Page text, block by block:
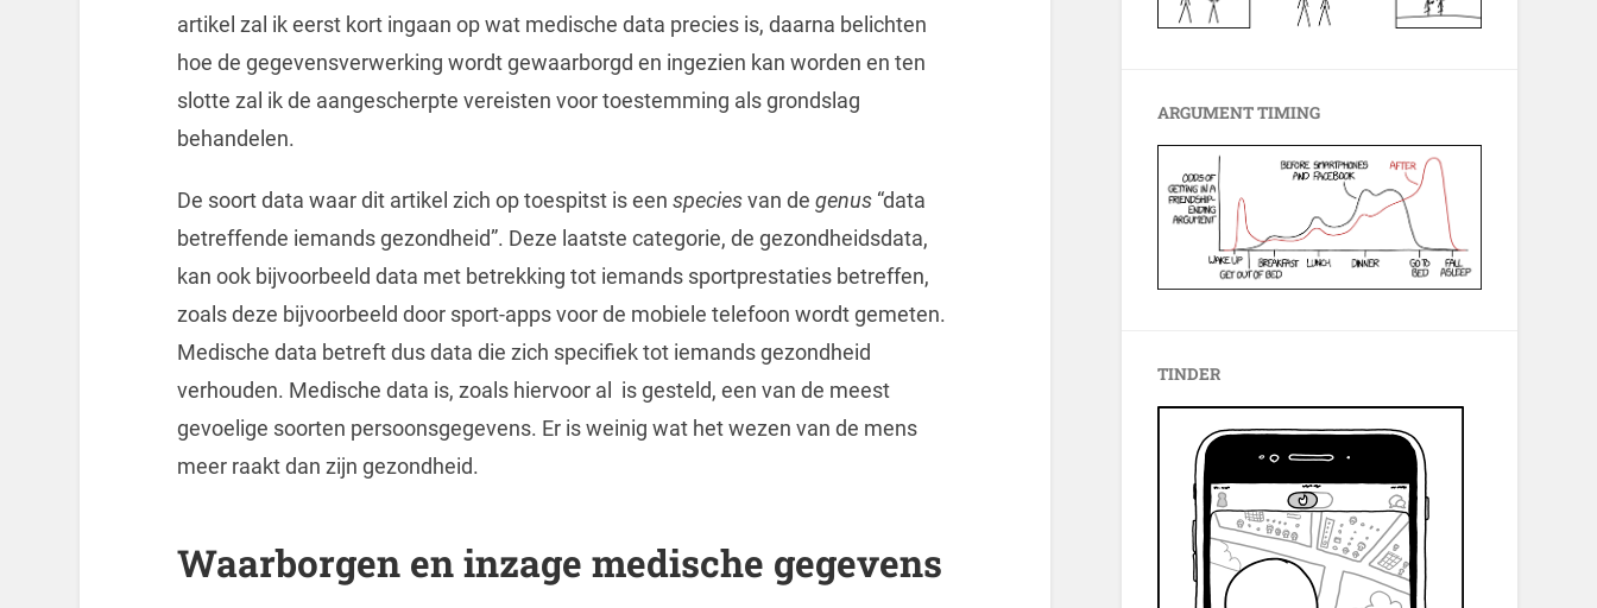
artikel zal ik eerst kort ingaan op wat medische data precies is, daarna belichten
hoe de gegevensverwerking wordt gewaarborgd en ingezien kan worden en ten
slotte zal ik de aangescherpte vereisten voor toestemming als grondslag
behandelen.
De soort data waar dit artikel zich op toespitst is een speciesvan de genus“data
betreffende iemands gezondheid”. Deze laatste categorie, de gezondheidsdata,
kan ook bijvoorbeeld data met betrekking tot iemands sportprestaties betreffen,
zoals deze bijvoorbeeld door sport-apps voor de mobiele telefoon wordt gemeten.
Medische data betreft dus data die zich specifiek tot iemands gezondheid
verhouden. Medische data is, zoals hiervoor al is gesteld, een van de meest
gevoelige soorten persoonsgegevens. Er is weinig wat het wezen van de mens
meer raakt dan zijn gezondheid.
Waarborgen en inzage medische gegevens
ARGUMENT TIMING
TINDER